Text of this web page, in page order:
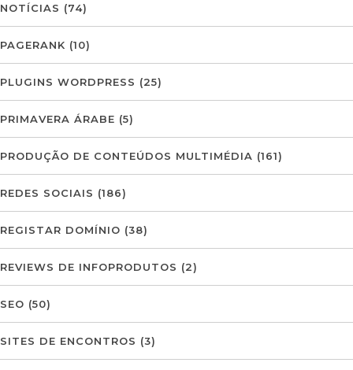
NOTÍCIAS (74)
PAGERANK (10)
PLUGINS WORDPRESS (25)
PRIMAVERA ÁRABE (5)
PRODUÇÃO DE CONTEÚDOS MULTIMÉDIA (161)
REDES SOCIAIS (186)
REGISTAR DOMÍNIO (38)
REVIEWS DE INFOPRODUTOS (2)
SEO (50)
SITES DE ENCONTROS (3)